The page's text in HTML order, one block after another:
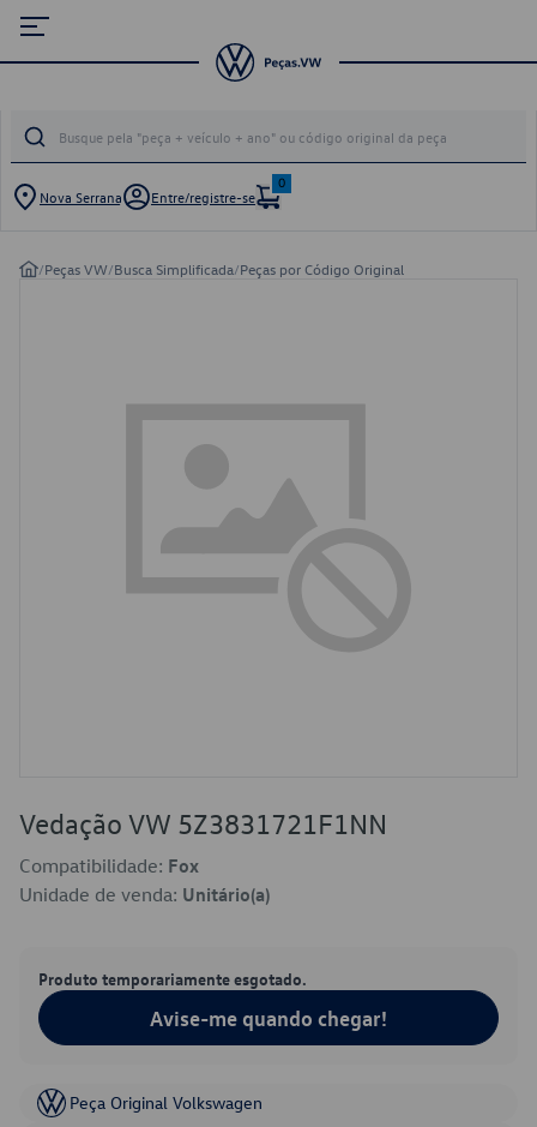
Nova Serrana Entre/registre-se
0
/Peças VW/Busca Simplificada/Peças por Código Original
Vedação VW 5Z3831721F1NN
Compatibilidade: Fox
Unidade de venda: Unitário(a)
Produto temporariamente esgotado.
Avise-me quando chegar!
Peça Original Volkswagen